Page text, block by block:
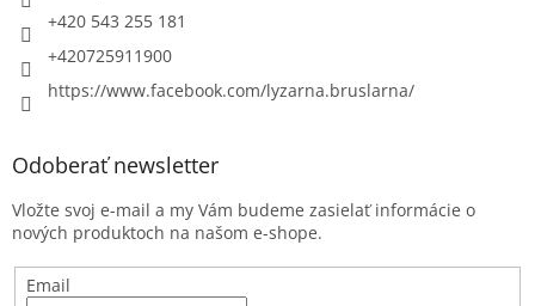
+420 543 255 181
+420725911900
https://www.facebook.com/lyzarna.bruslarna/
Odoberať newsletter
Vložte svoj e-mail a my Vám budeme zasielať informácie o
nových produktoch na našom e-shope.
Email